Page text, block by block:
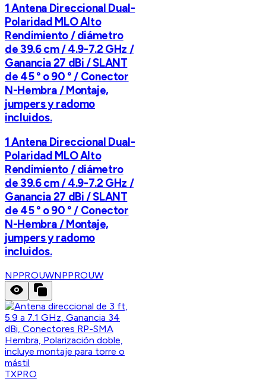
1 Antena Direccional Dual-
Polaridad MLO Alto
Rendimiento / diámetro
de 39.6 cm / 4.9-7.2 GHz /
Ganancia 27 dBi / SLANT
de 45 ° o 90 ° / Conector
N-Hembra / Montaje,
jumpers y radomo
incluidos.
1 Antena Direccional Dual-
Polaridad MLO Alto
Rendimiento / diámetro
de 39.6 cm / 4.9-7.2 GHz /
Ganancia 27 dBi / SLANT
de 45 ° o 90 ° / Conector
N-Hembra / Montaje,
jumpers y radomo
incluidos.
NPPROUWNPPROUW
TXPRO